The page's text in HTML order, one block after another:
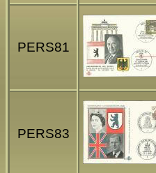
PERS81
PERS83